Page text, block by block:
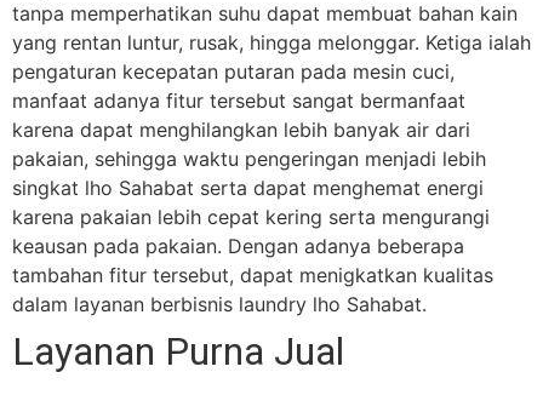
tanpa memperhatikan suhu dapat membuat bahan kain
yang rentan luntur, rusak, hingga melonggar. Ketiga ialah
pengaturan kecepatan putaran pada mesin cuci,
manfaat adanya fitur tersebut sangat bermanfaat
karena dapat menghilangkan lebih banyak air dari
pakaian, sehingga waktu pengeringan menjadi lebih
singkat lho Sahabat serta dapat menghemat energi
karena pakaian lebih cepat kering serta mengurangi
keausan pada pakaian. Dengan adanya beberapa
tambahan fitur tersebut, dapat menigkatkan kualitas
dalam layanan berbisnis laundry lho Sahabat.
Layanan Purna Jual